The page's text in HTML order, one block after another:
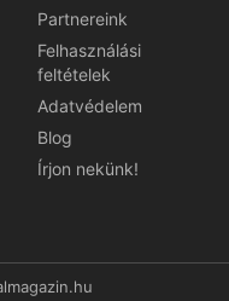
Partnereink
Felhasználási
feltételek
Adatvédelem
Blog
Írjon nekünk!